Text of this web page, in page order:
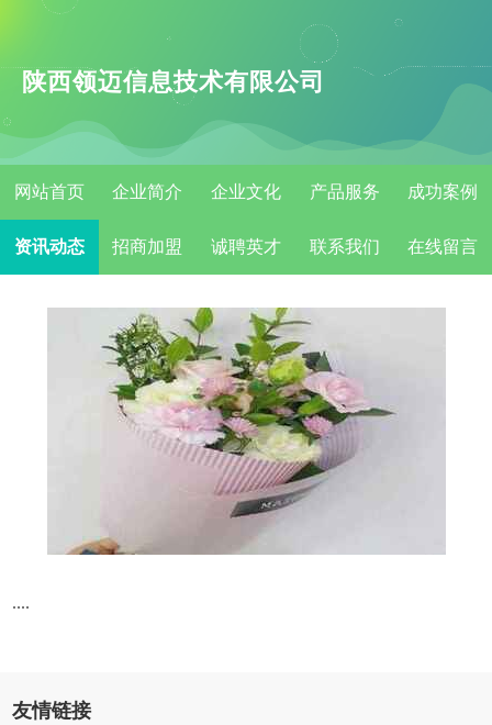
陕西领迈信息技术有限公司
网站首页 企业简介 企业文化 产品服务 成功案例
资讯动态 招商加盟 诚聘英才 联系我们 在线留言
....
友情链接